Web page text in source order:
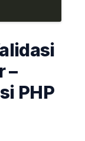
–
PHP